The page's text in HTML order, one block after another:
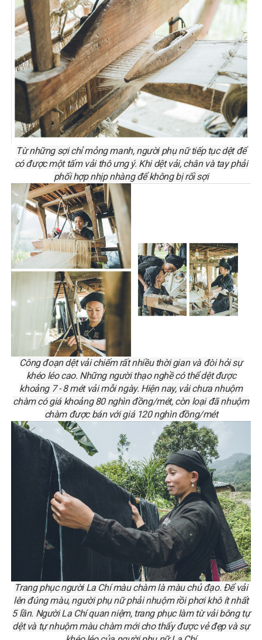
Từ những sợi chỉ mỏng manh, người phụ nữ tiếp tục dệt để
có được một tấm vải thô ưng ý. Khi dệt vải, chân và tay phải
phối hợp nhịp nhàng để không bị rối sợi
Công đoạn dệt vải chiếm rất nhiều thời gian và đòi hỏi sự
khéo léo cao. Những người thạo nghề có thể dệt được
khoảng 7 - 8 mét vải mỗi ngày. Hiện nay, vải chưa nhuộm
chàm có giá khoảng 80 nghìn đồng/mét, còn loại đã nhuộm
chàm được bán với giá 120 nghìn đồng/mét
Trang phục người La Chí màu chàm là màu chủ đạo. Để vải
lên đúng màu, người phụ nữ phải nhuộm rồi phơi khô ít nhất
5 lần. Người La Chí quan niệm, trang phục làm từ vải bông tự
dệt và tự nhuộm màu chàm mới cho thấy được vẻ đẹp và sự